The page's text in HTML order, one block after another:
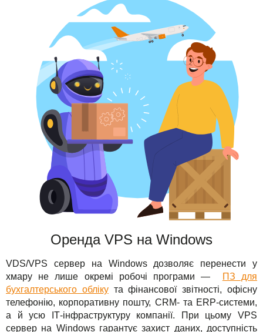
Оренда VPS на Windows
VDS/VPS сервер на Windows дозволяє перенести у
хмару не лише окремі робочі програми —
ПЗ для
бухгалтерського облікута фінансової звітності, офісну
телефонію, корпоративну пошту, CRM- та ERP-системи,
а й усю ІТ-інфраструктуру компанії. При цьому VPS
сервер на Windows гарантує захист даних, доступність